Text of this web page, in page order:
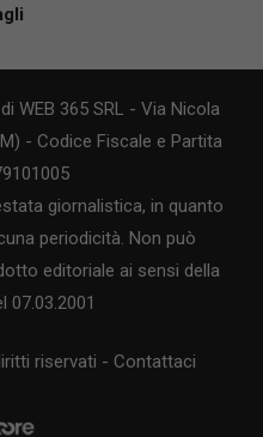
WEB 365 SRL - Via Nicola
- Codice Fiscale e Partita
giornalistica, in quanto
periodicità. Non può
editoriale ai sensi della
07.03.2001
riservati - Contattaci